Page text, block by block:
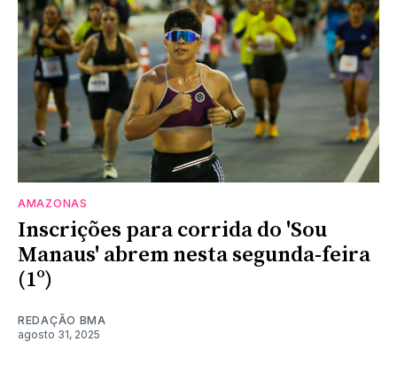
AMAZONAS
Inscrições para corrida do 'Sou
Manaus' abrem nesta segunda-feira
(1º)
REDAÇÃO BMA
agosto 31, 2025